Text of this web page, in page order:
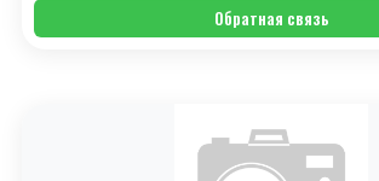
Обратная связь